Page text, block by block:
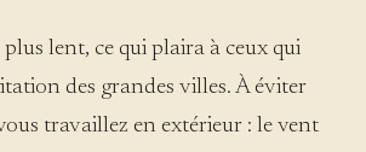
lent, ce qui plaira à ceux qui
des grandes villes. À éviter
travaillez en extérieur : le vent